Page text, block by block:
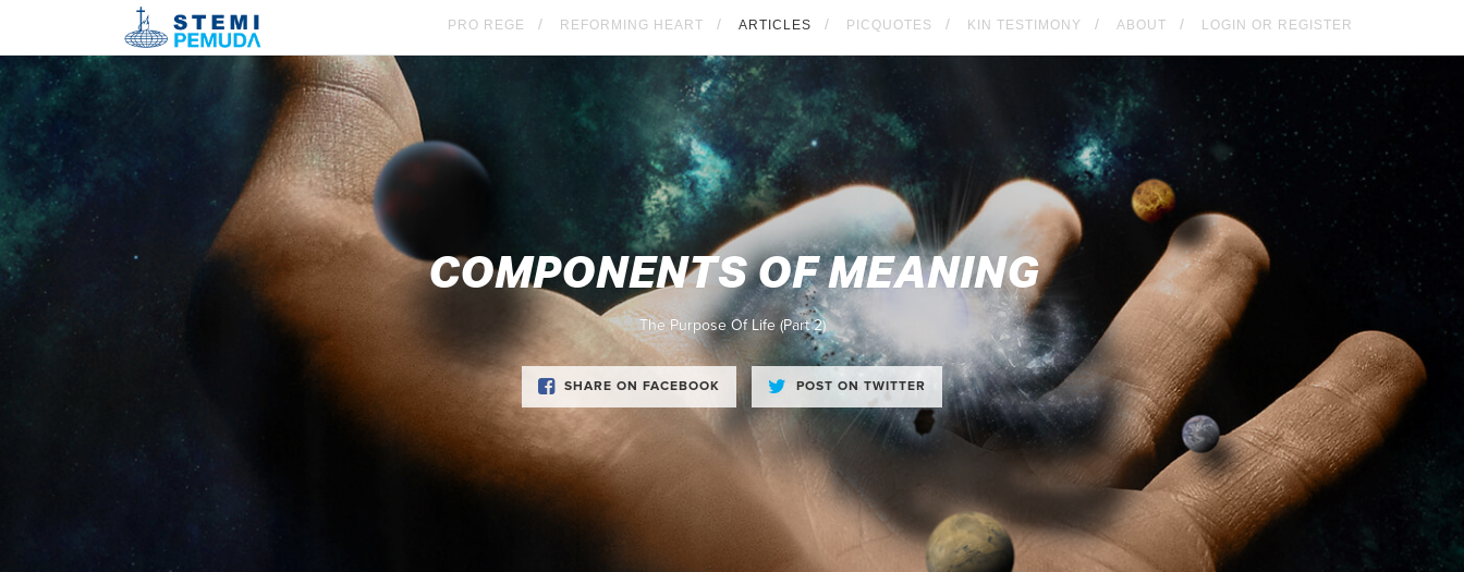
PRO REGE REFORMING HEART ARTICLES PICQUOTES KIN TESTIMONY ABOUT LOGIN OR REGISTER
COMPONENTS OF MEANING
The Purpose Of Life (Part 2)
SHARE ON FACEBOOK POST ON TWITTER